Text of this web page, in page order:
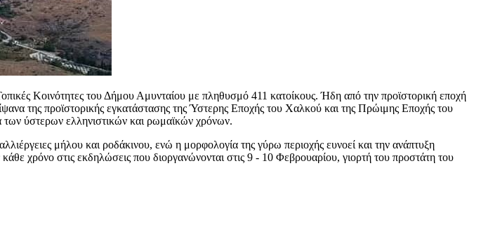
Κοινότητες του Δήμου Αμυνταίου με πληθυσμό 411 κατοίκους. Ήδη από την προϊστορική εποχή
της προϊστορικής εγκατάστασης της Ύστερης Εποχής του Χαλκού και της Πρώιμης Εποχής του
ύστερων ελληνιστικών και ρωμαϊκών χρόνων.
μήλου και ροδάκινου, ενώ η μορφολογία της γύρω περιοχής ευνοεί και την ανάπτυξη
χρόνο στις εκδηλώσεις που διοργανώνονται στις 9 - 10 Φεβρουαρίου, γιορτή του προστάτη του